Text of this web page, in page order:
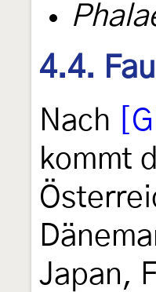
4.4.
Nach
kommt
Japan,